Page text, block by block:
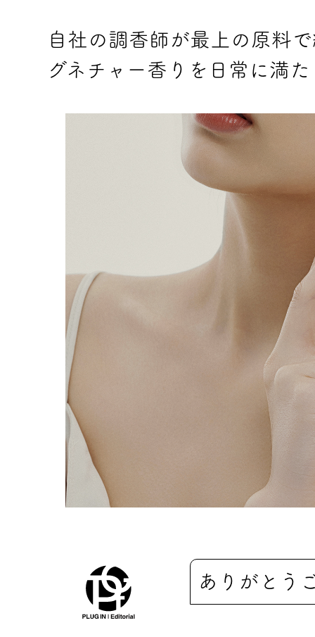
自社の調香師が最上の原料
グネチャー香りを日常に満
ありがとう